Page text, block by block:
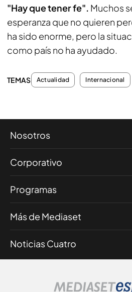
"Hay que tener fe". Muchos
esperanza que no quieren
ha sido enorme, pero la
como país no ha ayudado.
TEMAS Actualidad Internacional
Nosotros
Corporativo
Programas
Más de Mediaset
Noticias Cuatro